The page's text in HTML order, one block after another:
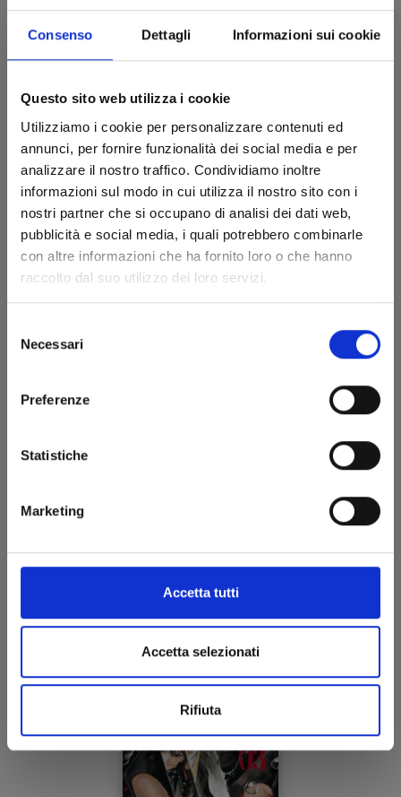
Consenso Dettagli Informazioni sui cookie
Questo sito web utilizza i cookie
Utilizziamo i cookie per personalizzare contenuti ed
annunci, per fornire funzionalità dei social media e per
analizzare il nostro traffico. Condividiamo inoltre
informazioni sul modo in cui utilizza il nostro sito con i
nostri partner che si occupano di analisi dei dati web,
pubblicità e social media, i quali potrebbero combinarle
con altre informazioni che ha fornito loro o che hanno
raccolto dal suo utilizzo dei loro servizi.
delNecessari
Preferenze
Statistiche
Marketing
Accetta tutti
Accetta selezionati
Rifiuta
€ 5,50
€ 5,90